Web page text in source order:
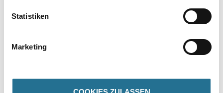
Statistiken
Marketing
Kleber/Spachtelmasse
3002-000812